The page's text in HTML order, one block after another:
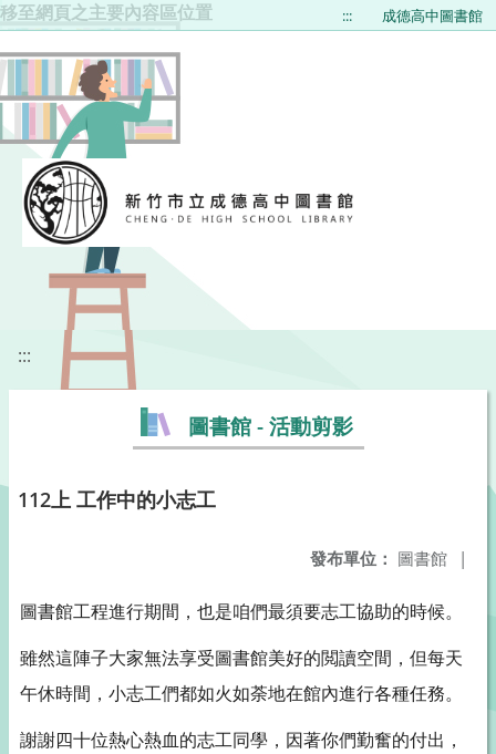
移至網頁之主要內容區位置 ::: 成德高中圖書館
:::
圖書館 - 活動剪影
112上 工作中的小志工
發布單位： 圖書館 |
圖書館工程進行期間，也是咱們最須要志工協助的時候。
雖然這陣子大家無法享受圖書館美好的閲讀空間，但每天
午休時間，小志工們都如火如荼地在館內進行各種任務。
謝謝四十位熱心熱血的志工同學，因著你們勤奮的付出，